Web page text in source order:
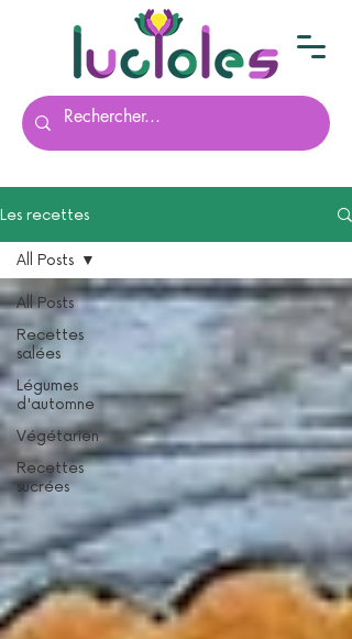
Les recettes
All Posts
Recettes
salées
Légumes
d'automne
Végétarien
Recettes
sucrées
All Posts